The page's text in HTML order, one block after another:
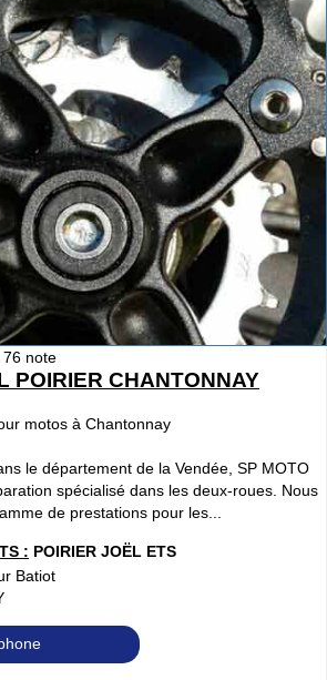
76 note
POIRIER CHANTONNAY
motos à Chantonnay
le département de la Vendée, SP MOTO
spécialisé dans les deux-roues. Nous
de prestations pour les...
: POIRIER JOËL ETS
Batiot